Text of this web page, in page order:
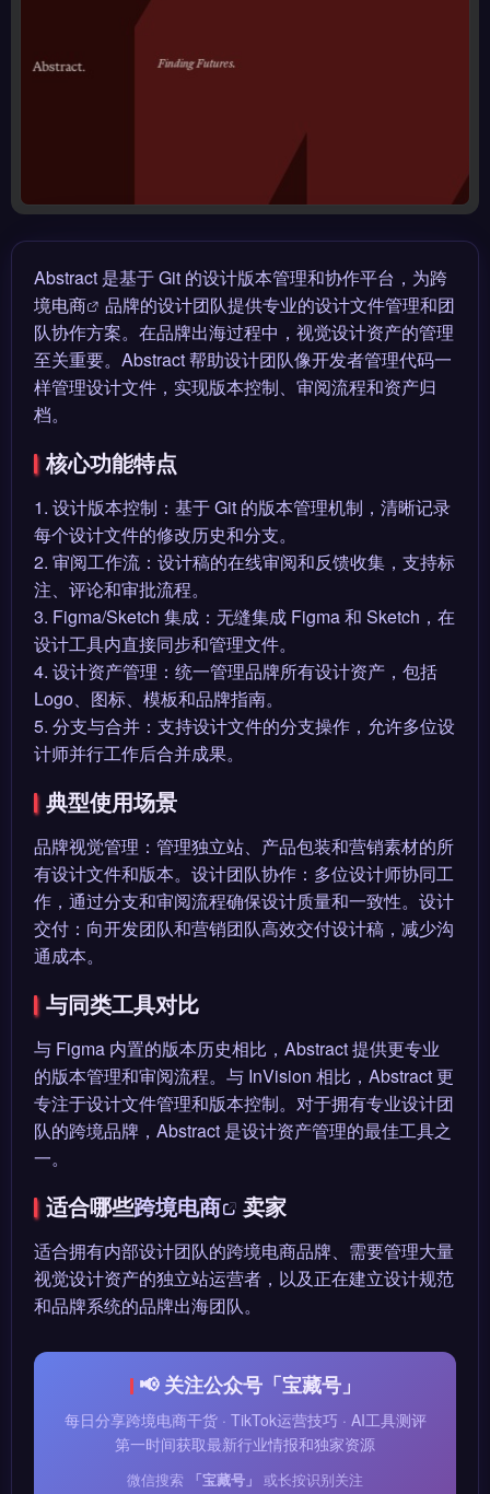
Abstract 是基于 Git 的设计版本管理和协作平台，为跨
境电商
品牌的设计团队提供专业的设计文件管理和团
队协作方案。在品牌出海过程中，视觉设计资产的管理
至关重要。Abstract 帮助设计团队像开发者管理代码一
样管理设计文件，实现版本控制、审阅流程和资产归
档。
核心功能特点
1. 设计版本控制：基于 Git 的版本管理机制，清晰记录
每个设计文件的修改历史和分支。
2. 审阅工作流：设计稿的在线审阅和反馈收集，支持标
注、评论和审批流程。
3. Figma/Sketch 集成：无缝集成 Figma 和 Sketch，在
设计工具内直接同步和管理文件。
4. 设计资产管理：统一管理品牌所有设计资产，包括
Logo、图标、模板和品牌指南。
5. 分支与合并：支持设计文件的分支操作，允许多位设
计师并行工作后合并成果。
典型使用场景
品牌视觉管理：管理独立站、产品包装和营销素材的所
有设计文件和版本。设计团队协作：多位设计师协同工
作，通过分支和审阅流程确保设计质量和一致性。设计
交付：向开发团队和营销团队高效交付设计稿，减少沟
通成本。
与同类工具对比
与 Figma 内置的版本历史相比，Abstract 提供更专业
的版本管理和审阅流程。与 InVision 相比，Abstract 更
专注于设计文件管理和版本控制。对于拥有专业设计团
队的跨境品牌，Abstract 是设计资产管理的最佳工具之
一。
适合哪些跨境电商 卖家
适合拥有内部设计团队的跨境电商品牌、需要管理大量
视觉设计资产的独立站运营者，以及正在建立设计规范
和品牌系统的品牌出海团队。
📢 关注公众号「宝藏号」
每日分享跨境电商干货 · TikTok运营技巧 · AI工具测评
第一时间获取最新行业情报和独家资源
微信搜索 「宝藏号」 或长按识别关注